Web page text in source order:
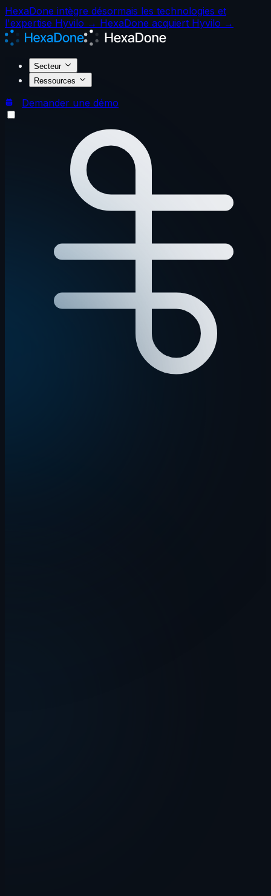
HexaDone intègre désormais les technologies et
l'expertise Hyvilo → HexaDone acquiert Hyvilo →
Secteur
Ressources
Demander une démo